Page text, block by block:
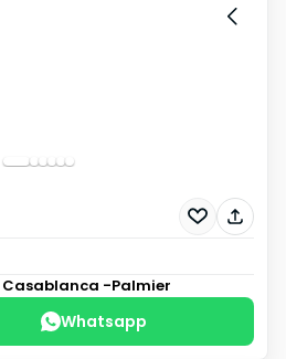
Casablanca -Palmier
Whatsapp